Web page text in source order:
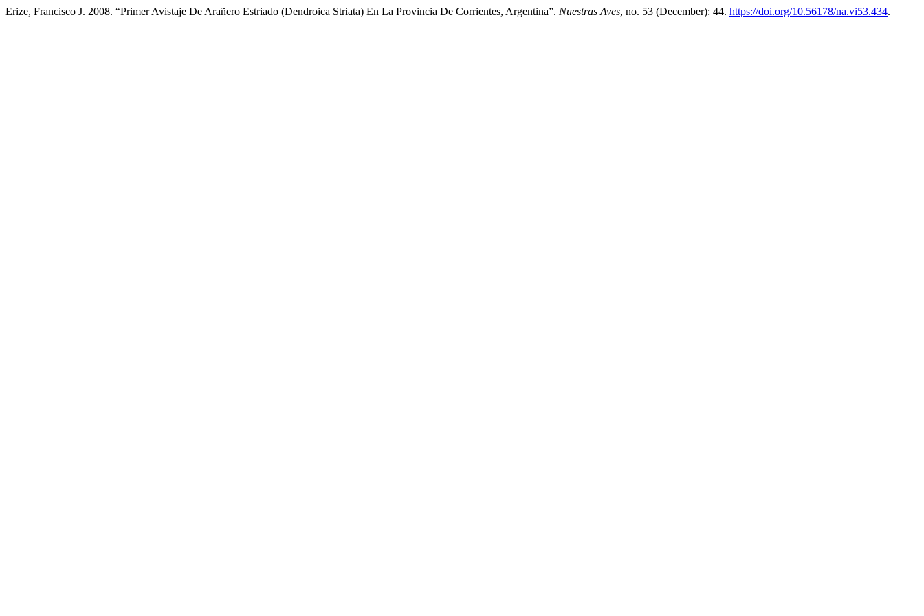
Erize, Francisco J. 2008. “Primer Avistaje De Arañero Estriado (Dendroica Striata) En La Provincia De Corrientes, Argentina”. Nuestras Aves, no. 53 (December): 44. https://doi.org/10.56178/na.vi53.434.